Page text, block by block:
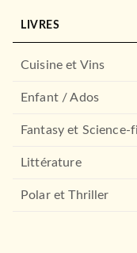
LIVRES
Cuisine et Vins
Enfant / Ados
Fantasy et Science-
Littérature
Polar et Thriller